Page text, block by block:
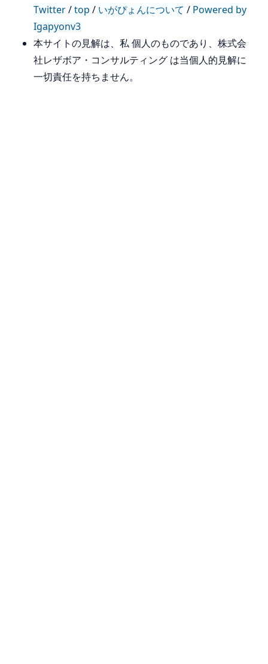
Twitter/top / いがぴょんについて / Powered by
Igapyonv3
本サイトの見解は、私 個人のものであり、株式会
社レザボア・コンサルティング は当個人的見解に
一切責任を持ちません。